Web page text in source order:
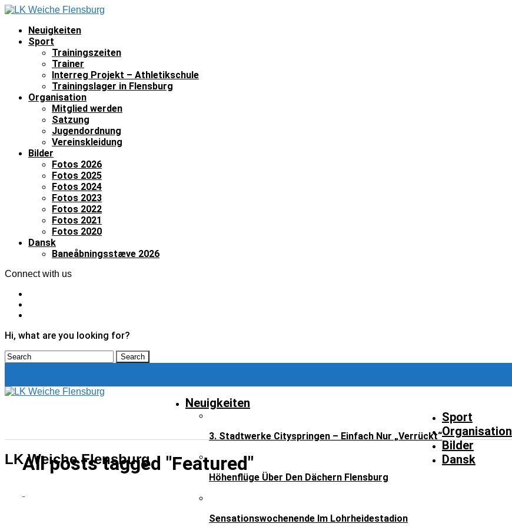
Neuigkeiten
Sport
Trainingszeiten
Trainer
Interreg Projekt – Athletikschule
Trainingslager in Flensburg
Organisation
Mitglied werden
Satzung
Jugendordnung
Vereinskleidung
Bilder
Fotos 2026
Fotos 2025
Fotos 2024
Fotos 2023
Fotos 2022
Fotos 2021
Fotos 2020
Dansk
Baneåbningsstæve 2026
Connect with us
Hi, what are you looking for?
LK Weiche Flensburg
Neuigkeiten
3. Stadtwerke Cityspringen – Einfach Nur „verrückt“
Höhenflüge Über Den Dächern Flensburg
Sensationswochenende Im Lohrheidestadion
Sport
Organisation
Bilder
Dansk
All posts tagged "Featured"